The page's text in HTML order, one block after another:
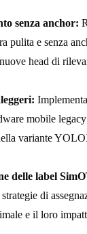
senza anchor:
pulita e senza
head di
mobile
variante
delle label
di
e il loro